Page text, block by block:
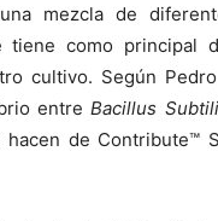
mezcla de
tiene como principal
cultivo. Según
entreBacillus
hacen de Contribute™